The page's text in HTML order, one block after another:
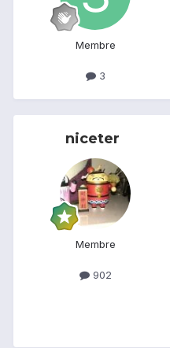
Membre
3
niceter
Membre
902